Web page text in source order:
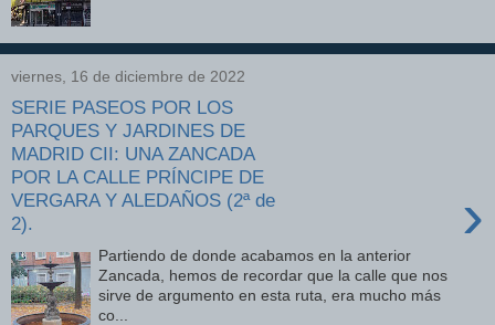
viernes, 16 de diciembre de 2022
SERIE PASEOS POR LOS
PARQUES Y JARDINES DE
MADRID CII: UNA ZANCADA
POR LA CALLE PRÍNCIPE DE
VERGARA Y ALEDAÑOS (2ª de
2).
›
Partiendo de donde acabamos en la anterior
Zancada, hemos de recordar que la calle que nos
sirve de argumento en esta ruta, era mucho más
co...